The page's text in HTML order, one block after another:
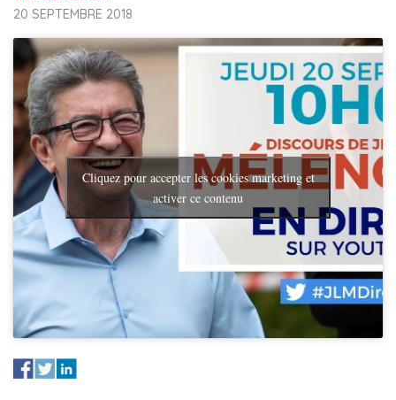
20 SEPTEMBRE 2018
Cliquez pour accepter les cookies marketing et
activer ce contenu